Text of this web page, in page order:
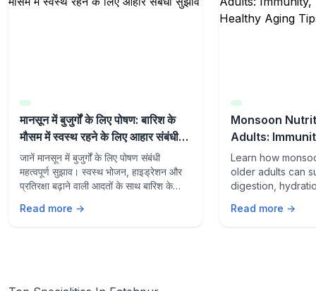
मानसून में बुजुर्गों के लिए पोषण: बारिश के
मौसम में स्वस्थ रहने के लिए आहार संबंधी
सुझाव
जानें मानसून में बुजुर्गों के लिए पोषण संबंधी
महत्वपूर्ण सुझाव। स्वस्थ भोजन, हाइड्रेशन और
प्रतिरक्षा बढ़ाने वाली आदतों के साथ बारिश के
Read more →
Monsoon
Adults:
and Healthy
Learn how
older adults can
digestion,
lifestyle habits
Read more →